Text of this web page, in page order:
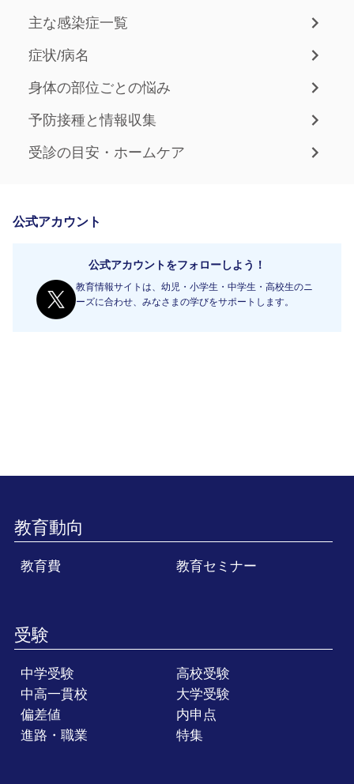
主な感染症一覧
症状/病名
身体の部位ごとの悩み
予防接種と情報収集
受診の目安・ホームケア
公式アカウント
公式アカウントをフォローしよう！
教育情報サイトは、幼児・小学生・中学生・高校生のニ
ーズに合わせ、みなさまの学びをサポートします。
教育動向
教育費 教育セミナー
受験
中学受験
高校受験
中高一貫校
大学受験
偏差値
内申点
進路・職業
特集